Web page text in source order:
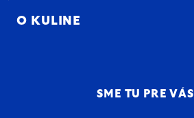
O KULINE
SME TU PRE VÁS